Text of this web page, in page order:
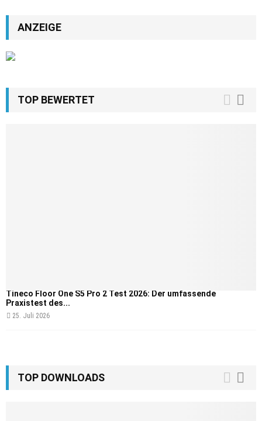
ANZEIGE
TOP BEWERTET
Tineco Floor One S5 Pro 2 Test 2026: Der umfassende
Praxistest des...
25. Juli 2026
TOP DOWNLOADS